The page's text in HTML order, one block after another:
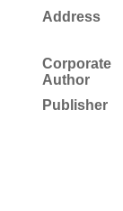
Address
Corporate
Author
Publisher